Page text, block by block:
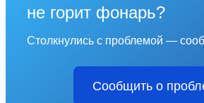
не горит фонарь?
Столкнулись с проблемой —
Сообщить о